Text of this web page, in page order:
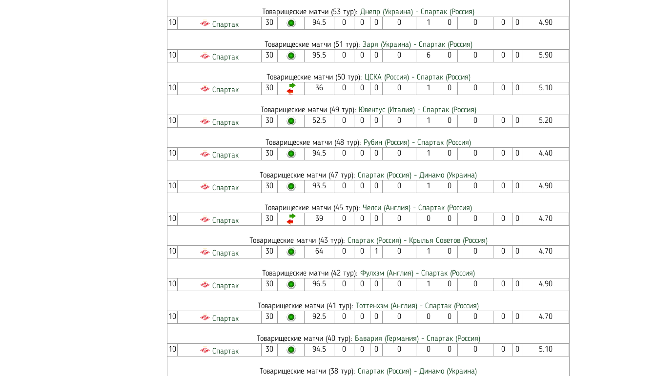
Товарищеские матчи (53 тур): Днепр (Украина) - Спартак (Россия)
10
Спартак 30 94.5 0 0 0 0 1 0 0 0 0 4.90
Товарищеские матчи (51 тур): Заря (Украина) - Спартак (Россия)
10
Спартак 30 95.5 0 0 0 0 6 0 0 0 0 5.90
Товарищеские матчи (50 тур): ЦСКА (Россия) - Спартак (Россия)
10
Спартак 30 36 0 0 0 0 1 0 0 0 0 5.10
Товарищеские матчи (49 тур): Ювентус (Италия) - Спартак (Россия)
10
Спартак 30 52.5 0 0 0 0 1 0 0 0 0 5.20
Товарищеские матчи (48 тур): Рубин (Россия) - Спартак (Россия)
10
Спартак 30 94.5 0 0 0 0 1 0 0 0 0 4.40
Товарищеские матчи (47 тур): Спартак (Россия) - Динамо (Украина)
10
Спартак 30 93.5 0 0 0 0 1 0 0 0 0 4.90
Товарищеские матчи (45 тур): Челси (Англия) - Спартак (Россия)
10
Спартак 30 39 0 0 0 0 0 0 0 0 0 4.70
Товарищеские матчи (43 тур): Спартак (Россия) - Крылья Советов (Россия)
10
Спартак 30 64 0 0 1 0 1 0 0 0 0 4.70
Товарищеские матчи (42 тур): Фулхэм (Англия) - Спартак (Россия)
10
Спартак 30 96.5 0 0 0 0 1 0 0 0 0 4.90
Товарищеские матчи (41 тур):
Тоттенхэм (Англия) - Спартак (Россия)
10
Спартак 30 92.5 0 0 0 0 0 0 0 0 0 4.70
Товарищеские матчи (40 тур): Бавария (Германия) - Спартак (Россия)
10
Спартак 30 94.5 0 0 0 0 0 0 0 0 0 5.10
Товарищеские матчи (38 тур): Спартак (Россия) - Динамо (Украина)